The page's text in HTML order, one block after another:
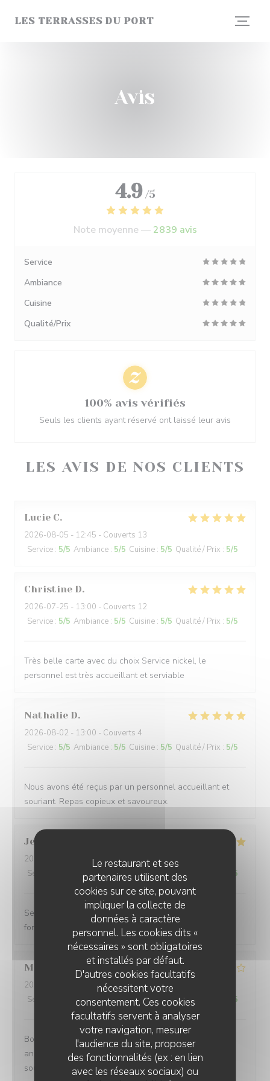
Le restaurant et ses
partenaires utilisent des
cookies sur ce site, pouvant
impliquer la collecte de
données à caractère
personnel. Les cookies dits «
nécessaires » sont obligatoires
et installés par défaut.
D'autres cookies facultatifs
nécessitent votre
consentement. Ces cookies
facultatifs servent à analyser
votre navigation, mesurer
l'audience du site, proposer
des fonctionnalités (ex : en lien
avec les réseaux sociaux) ou
LES TERRASSES DU PORT
Avis
LES AVIS DE NOS CLIENTS
Lucie C
2026-08-05 - 12:45 - Couverts 13
Service : 5/5 Ambiance : 5/5 Cuisine : 5/5 Qualité / Prix : 5/5
Christine D
2026-07-25 - 13:00 - Couverts 12
Service : 5/5 Ambiance : 5/5 Cuisine : 5/5 Qualité / Prix : 5/5
Très belle carte avec du choix Service nickel, le
personnel est très accueillant et serviable
Nathalie D
2026-08-02 - 13:00 - Couverts 4
Service : 5/5 Ambiance : 5/5 Cuisine : 5/5 Qualité / Prix : 5/5
Nous avons été reçus par un personnel accueillant et
souriant. Repas copieux et savoureux.
Jean paul
2026-08-01
- 20:30 - Couverts 6
Service
Ambiance: 5/5 Cuisine:5/5 Qualité / Prix /5
Service excellent. Repas de qualité. Je recommande
fortement
Mathias
2026-08-02
- 12:15 - Couverts 8
Service
Ambiance:4/5 Cuisine: 5/5 Qualité / Prix /5
Bonne endroit un petit 🎁 à l occasion de mon
anniversaire aurait été sympa vue que nous venons
souvent chez vous .merci quand même
4.9 /5
Note moyenne — 2839 avis
Service
Ambiance
Cuisine
Qualité/Prix
100% avis vérifiés
Seuls les clients ayant réservé ont laissé leur avis